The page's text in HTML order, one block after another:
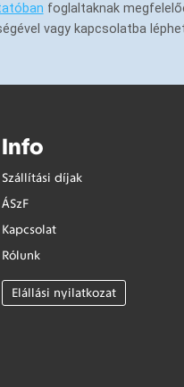
foglaltaknak
vagy kapcsolatba
Info
Szállítási díjak
ÁSzF
Kapcsolat
Rólunk
Elállási nyilatkozat